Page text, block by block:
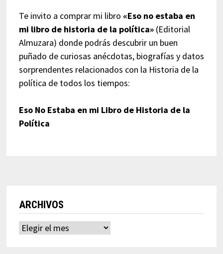
Te invito a comprar mi libro «Eso no estaba en
mi libro de historia de la política»(Editorial
Almuzara) donde podrás descubrir un buen
puñado de curiosas anécdotas, biografías y datos
sorprendentes relacionados con la Historia de la
política de todos los tiempos:
Eso No Estaba en mi Libro de Historia de la
Política
ARCHIVOS
Archivos